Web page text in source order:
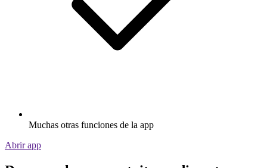
Muchas otras funciones de la app
Abrir app